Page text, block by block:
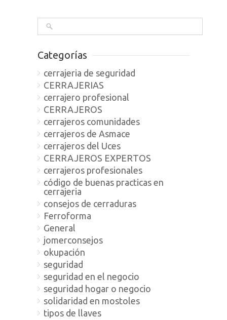
Categorías
cerrajeria de seguridad
CERRAJERIAS
cerrajero profesional
CERRAJEROS
cerrajeros comunidades
cerrajeros de Asmace
cerrajeros del Uces
CERRAJEROS EXPERTOS
cerrajeros profesionales
código de buenas practicas en
cerrajeria
consejos de cerraduras
Ferroforma
General
jomerconsejos
okupación
seguridad
seguridad en el negocio
seguridad hogar o negocio
solidaridad en mostoles
tipos de llaves